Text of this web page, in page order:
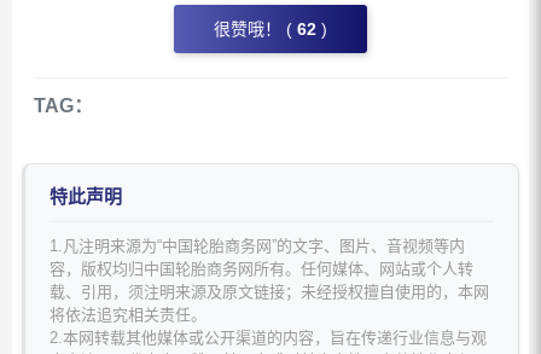
很赞哦！ ( 62 )
TAG：
特此声明
1.凡注明来源为“中国轮胎商务网”的文字、图片、音视频等内
容，版权均归中国轮胎商务网所有。任何媒体、网站或个人转
载、引用，须注明来源及原文链接；未经授权擅自使用的，本网
将依法追究相关责任。
2.本网转载其他媒体或公开渠道的内容，旨在传递行业信息与观